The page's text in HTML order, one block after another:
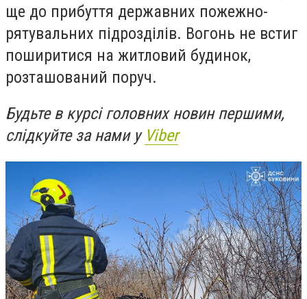
ще до прибуття державних пожежно-
рятувальних підрозділів. Вогонь не встиг
поширитися на житловий будинок,
розташований поруч.
Будьте в курсі головних новин першими,
слідкуйте за нами у Viber